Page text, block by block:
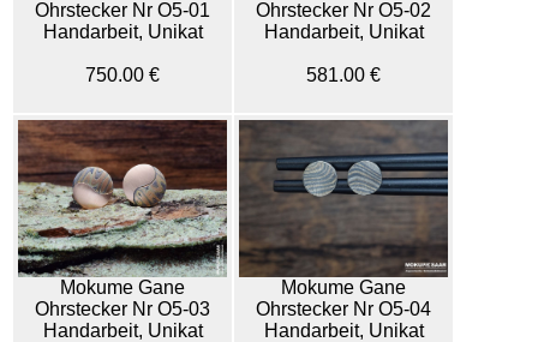
Ohrstecker Nr O5-01
Handarbeit, Unikat
750.00 €
Ohrstecker Nr O5-02
Handarbeit, Unikat
581.00 €
Mokume Gane
Ohrstecker Nr O5-03
Handarbeit, Unikat
Mokume Gane
Ohrstecker Nr O5-04
Handarbeit, Unikat